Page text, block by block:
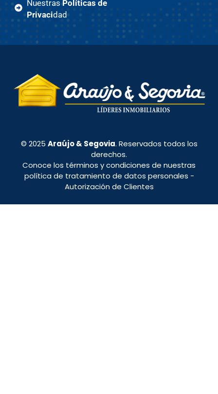
NuestrasPolíticas de
Privacidad
© 2025 Araújo & Segovia. Reservados todos los
derechos.
Conoce los términos y condiciones de nuestras
política de tratamiento de datos personales -
Autorización de Clientes